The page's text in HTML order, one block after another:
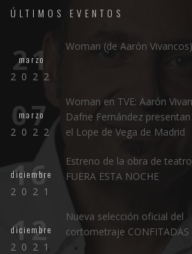
ÚLTIMOS EVENTOS
21
marzo
2022
Woman (de Aarón Vivancos)
07
marzo
2022
Woman en TVE: Aarón
Dafne Fernández
el Lope de Vega de Madrid
16
diciembre
2021
Estreno de la obra de
FUERA ESTA NOCHE
12
diciembre
2021
Nueva selección oficial del
cortometraje CONFITADAS